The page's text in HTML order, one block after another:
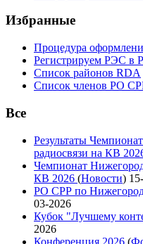
Избранные
Процедура
Регистрируем РЭС в
Список районов RDA
Список членов РО
Все
Результаты
радиосвязи на КВ
Чемпионат
КВ 2026 (Новости)
РО СРР по
03-2026
Кубок "Лучшему
2026
Конференция 2026 (